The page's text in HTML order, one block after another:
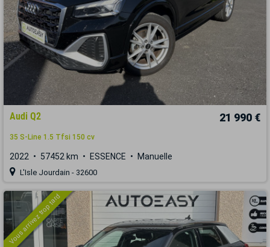
Audi Q2 21 990 €
35 S-Line 1.5 Tfsi 150 cv
2022 57452 km ESSENCE Manuelle
L'Isle Jourdain - 32600
Vous arrivez trop tard